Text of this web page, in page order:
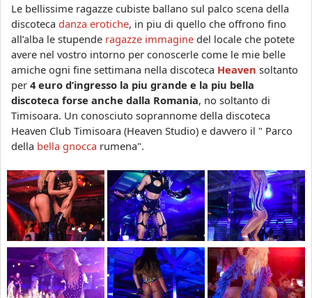
Le bellissime ragazze cubiste ballano sul palco scena della
discoteca danza erotiche, in piu di quello che offrono fino
all’alba le stupende ragazze immagine del locale che potete
avere nel vostro intorno per conoscerle come le mie belle
amiche ogni fine settimana nella discoteca Heaven soltanto
per 4 euro d’ingresso la piu grande e la piu bella
discoteca forse anche dalla Romania, no soltanto di
Timisoara. Un conosciuto soprannome della discoteca
Heaven Club Timisoara (Heaven Studio) e davvero il " Parco
della bella gnocca rumena".